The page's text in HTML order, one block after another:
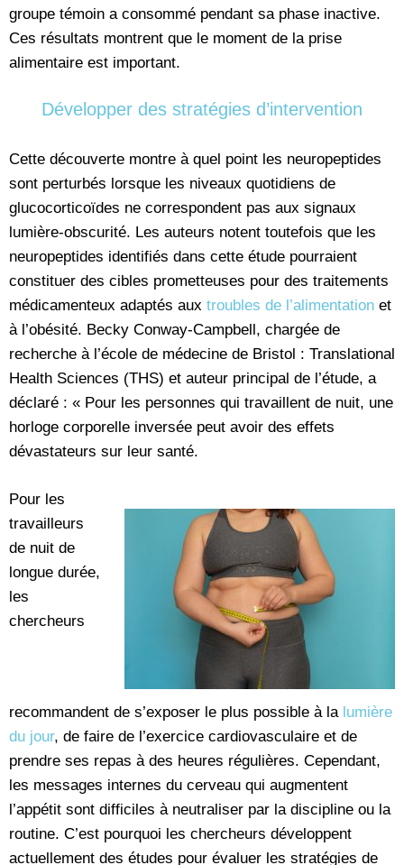
groupe témoin a consommé pendant sa phase inactive.
Ces résultats montrent que le moment de la prise
alimentaire est important.
Développer des stratégies d’intervention
Cette découverte montre à quel point les neuropeptides
sont perturbés lorsque les niveaux quotidiens de
glucocorticoïdes ne correspondent pas aux signaux
lumière-obscurité. Les auteurs notent toutefois que les
neuropeptides identifiés dans cette étude pourraient
constituer des cibles prometteuses pour des traitements
médicamenteux adaptés aux troubles de l’alimentation et
à l’obésité. Becky Conway-Campbell, chargée de
recherche à l’école de médecine de Bristol : Translational
Health Sciences (THS) et auteur principal de l’étude, a
déclaré : « Pour les personnes qui travaillent de nuit, une
horloge corporelle inversée peut avoir des effets
dévastateurs sur leur santé.
Pour les
travailleurs
de nuit de
longue durée,
les
chercheurs
recommandent de s’exposer le plus possible à la lumière
du jour, de faire de l’exercice cardiovasculaire et de
prendre ses repas à des heures régulières. Cependant,
les messages internes du cerveau qui augmentent
l’appétit sont difficiles à neutraliser par la discipline ou la
routine. C’est pourquoi les chercheurs développent
actuellement des études pour évaluer les stratégies de